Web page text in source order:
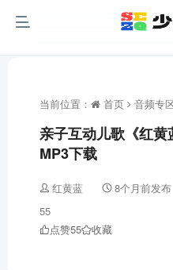
当前位置： 首页 音频专
亲子互动儿歌《红
MP3下载
红黄蓝 8个月前发布
55
点赞55 收藏